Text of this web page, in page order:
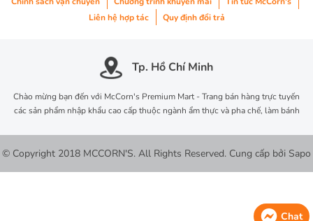
Liên hệ hợp tác
Quy định đổi trả
Tp. Hồ Chí Minh
Chào mừng bạn đến với McCorn's Premium Mart - Trang bán hàng trực tuyến
các sản phẩm nhập khẩu cao cấp thuộc ngành ẩm thực và pha chế, làm bánh
© Copyright 2018 MCCORN'S. All Rights Reserved. Cung cấp bởi Sapo
Chat